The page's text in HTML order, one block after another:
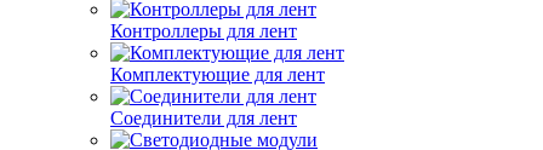
Контроллеры для лент
Комплектующие для лент
Соединители для лент